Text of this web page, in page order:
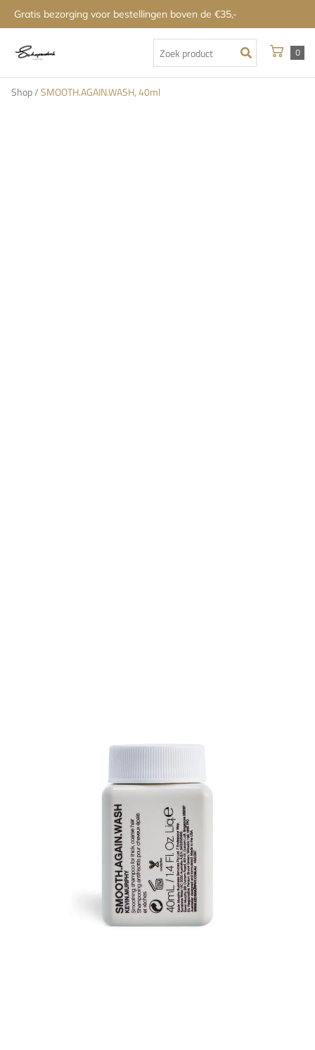
Gratis bezorging voor bestellingen boven de €35,-
0
Shop/SMOOTH.AGAIN.WASH, 40ml